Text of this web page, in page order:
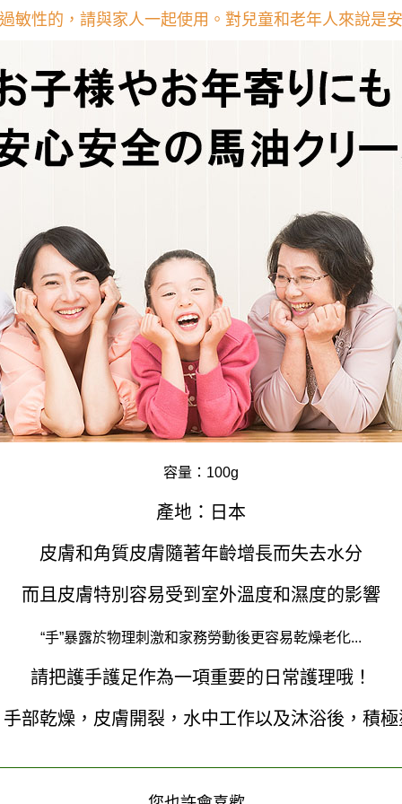
敏性的，請與家人一起使用。對兒童和老年人來說是
容量： 100g
產地：日本
皮膚和角質皮膚隨著年齡增長而失去水分
而且皮膚特別容易受到室外溫度和濕度的影響
“手”暴露於物理刺激和家務勞動後更容易乾燥老化...
請把護手護足作為一項重要的日常護理哦！
部乾燥，皮膚開裂，水中工作以及沐浴後，積